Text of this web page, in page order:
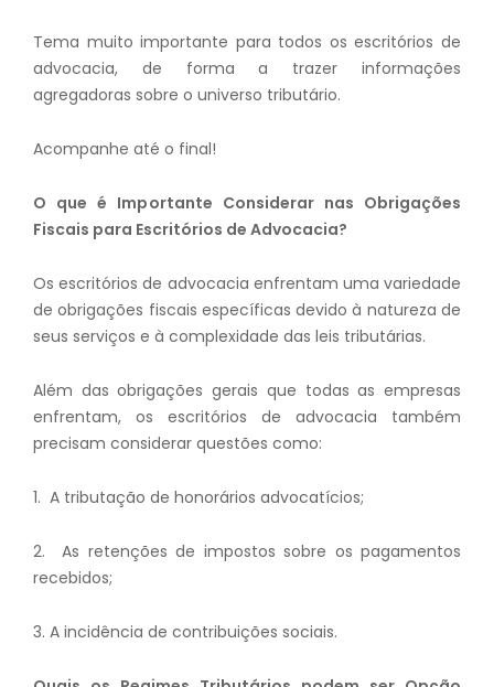
Tema muito importante para todos os escritórios de
advocacia, de forma a trazer informações
agregadoras sobre o universo tributário.
Acompanhe até o final!
O que é Importante Considerar nas Obrigações
Fiscais para Escritórios de Advocacia?
Os escritórios de advocacia enfrentam uma variedade
de obrigações fiscais específicas devido à natureza de
seus serviços e à complexidade das leis tributárias.
Além das obrigações gerais que todas as empresas
enfrentam, os escritórios de advocacia também
precisam considerar questões como:
1. A tributação de honorários advocatícios;
2. As retenções de impostos sobre os pagamentos
recebidos;
3. A incidência de contribuições sociais.